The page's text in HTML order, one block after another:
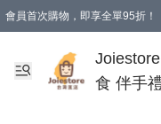
會員首次購物，即享全單95折！
購物滿 HKD 350.00即享免運費
食 伴手